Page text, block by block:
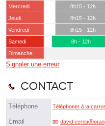
Mercredi
8h15 - 12h
Jeudi
8h15 - 12h
Vendredi
8h15 - 12h
Samedi
8h - 12h
Dimanche
Signaler une erreur
Contact
Téléphone Téléphoner à la
Email